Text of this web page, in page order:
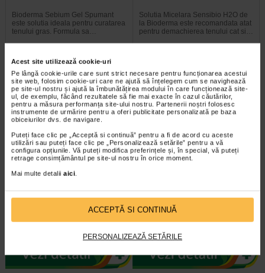
Acest site utilizează cookie-uri
Pe lângă cookie-urile care sunt strict necesare pentru funcționarea acestui
site web, folosim cookie-uri care ne ajută să înțelegem cum se navighează
pe site-ul nostru și ajută la îmbunătățirea modului în care funcționează site-
ul, de exemplu, făcând rezultatele să fie mai exacte în cazul căutărilor,
pentru a măsura performanța site-ului nostru. Partenerii noștri folosesc
instrumente de urmărire pentru a oferi publicitate personalizată pe baza
obiceiurilor dvs. de navigare.
Puteți face clic pe „Acceptă si continuă” pentru a fi de acord cu aceste
utilizări sau puteți face clic pe „Personalizează setările” pentru a vă
configura opțiunile. Vă puteți modifica preferințele și, în special, vă puteți
retrage consimțământul pe site-ul nostru în orice moment.
Mai multe detalii aici.
ACCEPTĂ SI CONTINUĂ
PERSONALIZEAZĂ SETĂRILE
Bioderma Sebium Gel Spumant
este solutia ideala pentru curatarea
tenului gras. Formula sa…
Solutia Micelara Sensibio H2O de
la Bioderma este recomandata atat
pentru demachierea tenului cat si…
-40% Preț întreg: 77.90 Lei
Preț redus: 46.74 Lei
Gerovital H3 Evolution fiole cu
Fiolele cu acid hialuronic Gerovital
H3 Evolution de la Farmec SA au
-40% Preț întreg: 78.20 Lei
Preț redus: 46.92 Lei
Crema este dezvoltata pentru
intretinerea tenurilor ridate, lipsite